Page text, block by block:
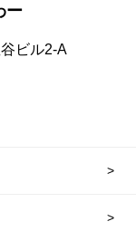
ー
ビル2-A